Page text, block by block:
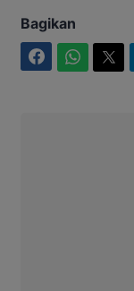
Bagikan